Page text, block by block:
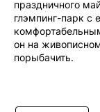
праздничного
глэмпинг-парк с
он на
порыбачить.